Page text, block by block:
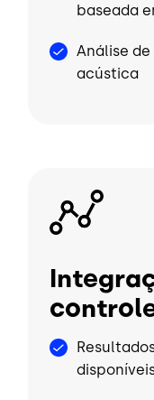
baseada
Análise
acústica
Imagem